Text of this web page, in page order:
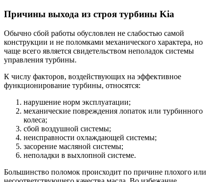
Причины выхода из строя турбины Kia
Обычно сбой работы обусловлен не слабостью самой
конструкции и не поломками механического характера, но
чаще всего является свидетельством неполадок системы
управления турбины.
К числу факторов, воздействующих на эффективное
функционирование турбины, относятся:
нарушение норм эксплуатации;
механические повреждения лопаток или турбинного
колеса;
сбой воздушной системы;
неисправности охлаждающей системы;
засорение масляной системы;
неполадки в выхлопной системе.
Большинство поломок происходит по причине плохого или